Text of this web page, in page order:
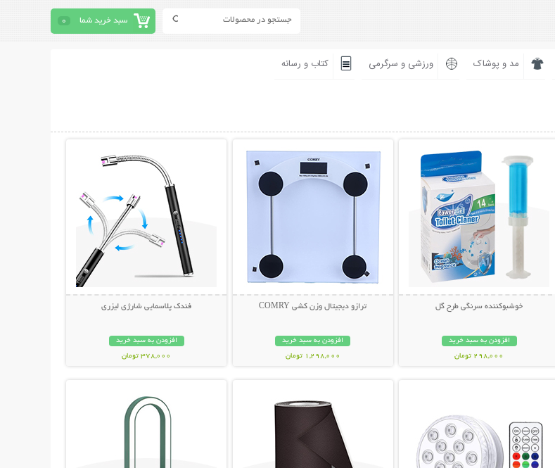
سبد خرید شما 0
مد و پوشاک ورزشی و سرگرمی کتاب و رسانه
خوشبوکننده سرنگی طرح گل
افزودن به سبد خرید
298,000 تومان
ترازو دیجیتال وزن کشی COMRY
افزودن به سبد خرید
1,298,000 تومان
فندک پلاسمایی شارژی لیزری
افزودن به سبد خرید
378,000 تومان